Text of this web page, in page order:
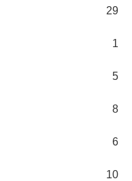
29
1
5
8
6
10